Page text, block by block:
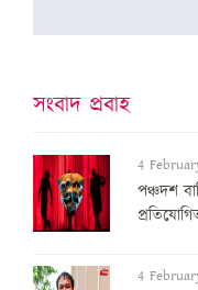
সংবাদ প্ৰবাহ
4
পঞ্চদশ
4